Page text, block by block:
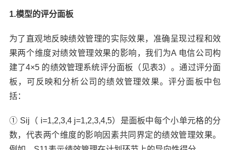
1.模型的评分面板
为了直观地反映绩效管理的实际效果，准确呈现过程和效
果两个维度对绩效管理效果的影响，我们为A 电信公司构
建了4×5 的绩效管理系统评分面板（见表3）。通过评分面
板，可反映和分析公司的绩效管理效果。评分面板中包
括：
① Sij（ i=1,2,3,4 j=1,2,3,4,5）是面板中每个小单元格的分
数，代表两个维度的影响因素共同界定的绩效管理效果。